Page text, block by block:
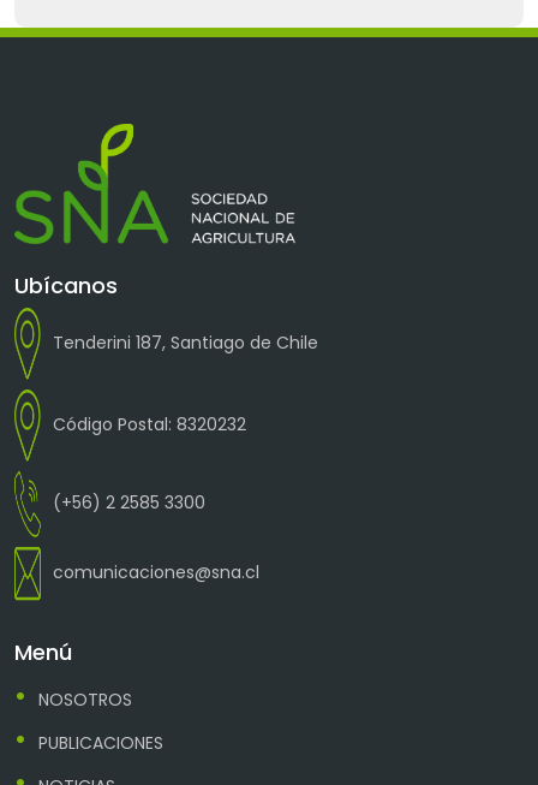
Ubícanos
Tenderini 187, Santiago de Chile
Código Postal: 8320232
(+56) 2 2585 3300
comunicaciones@sna.cl
Menú
NOSOTROS
PUBLICACIONES